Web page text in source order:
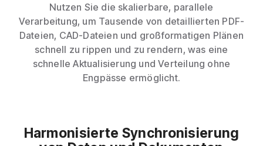
Nutzen Sie die skalierbare, parallele
Verarbeitung, um Tausende von detaillierten PDF-
Dateien, CAD-Dateien und großformatigen Plänen
schnell zu rippen und zu rendern, was eine
schnelle Aktualisierung und Verteilung ohne
Engpässe ermöglicht.
Harmonisierte Synchronisierung